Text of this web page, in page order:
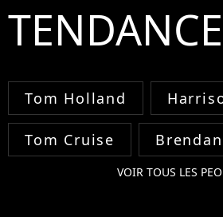
Tom Holland
Tom Cruise
VOIR TOUS LES